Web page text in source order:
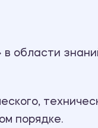
области
порядке.